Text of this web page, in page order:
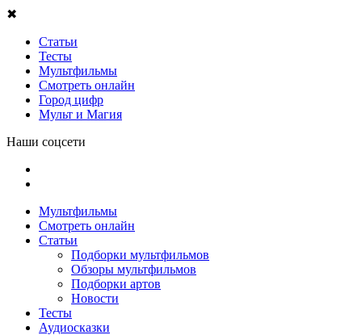
✖
Статьи
Тесты
Мультфильмы
Смотреть онлайн
Город цифр
Мульт и Магия
Наши соцсети
Мультфильмы
Смотреть онлайн
Статьи
Подборки мультфильмов
Обзоры мультфильмов
Подборки артов
Новости
Тесты
Аудиосказки